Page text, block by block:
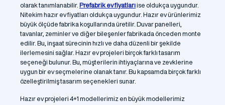
olarak tanımlanabilir. Prefabrik ev fiyatlarıise oldukça uygundur.
Nitekim hazır ev fiyatları oldukça uygundur. Hazır ev ürünlerimiz
büyük ölçüde fabrika koşullarında üretilir. Duvar panelleri,
tavanlar, zeminler ve diğer bileşenler fabrikada önceden monte
edilir. Bu, inşaat sürecinin hızlı ve daha düzenli bir şekilde
ilerlemesini sağlar. Hazır ev projeleri birçok farklı tasarım
seçeneği bulunur. Bu, müşterilerin ihtiyaçlarına ve zevklerine
uygun bir ev seçmelerine olanak tanır. Bu kapsamda birçok farklı
özelleştirilmiş tasarım seçenekleri sunar.
Hazır ev projeleri 4+1 modellerimiz en büyük modellerimiz